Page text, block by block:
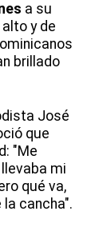
a su
y de
brillado
José
que
"Me
mi
qué va,
la cancha".